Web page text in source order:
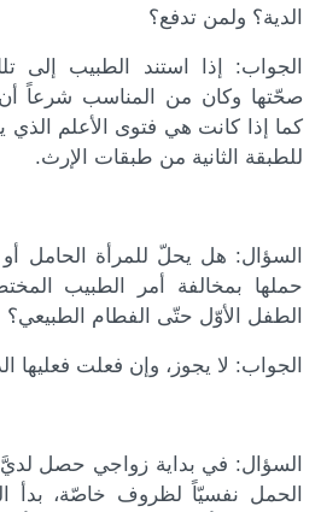
الدية؟ ولمن تدفع؟
الجواب: إذا استند الطبيب إلى
صحّتها وكان من المناسب شرعاً أن
كما إذا كانت هي فتوى الأعلم الذي
للطبقة الثانية من طبقات الإرث.
السؤال: هل يحلّ للمرأة الحامل
حملها بمخالفة أمر الطبيب
الطفل الأوّل حتّى الفطام الطبيعي؟
الجواب: لا يجوز، وإن فعلت فعليها
السؤال: في بداية زواجي حصل
الحمل نفسيّاً لظروف خاصّة، بدأ